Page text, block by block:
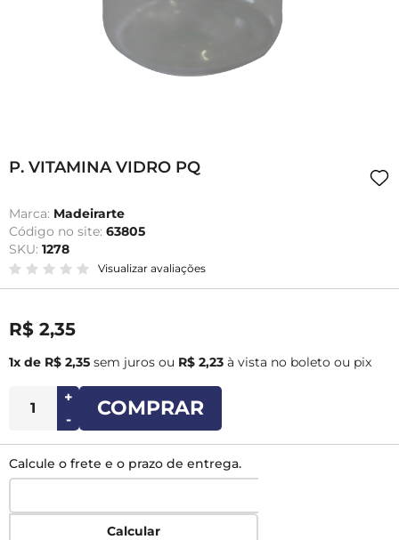
P. VITAMINA VIDRO PQ
Marca: Madeirarte
Código no site: 63805
SKU: 1278
Visualizar avaliações
R$ 2,35
1x de R$ 2,35 sem juros ou R$ 2,23 à vista no boleto ou pix
+
-
COMPRAR
Calcule o frete e o prazo de entrega.
Calcular